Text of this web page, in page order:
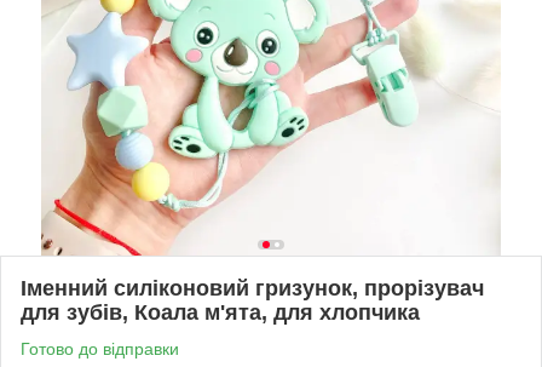
Іменний силіконовий гризунок, прорізувач
для зубів, Коала м'ята, для хлопчика
Готово до відправки